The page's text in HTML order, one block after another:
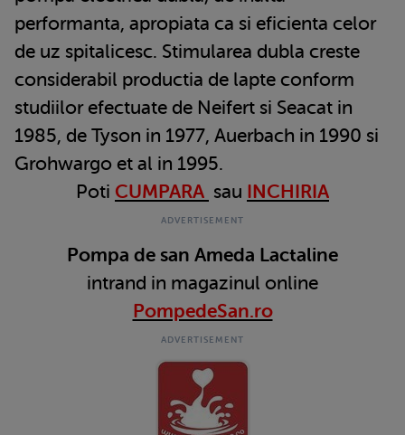
performanta, apropiata ca si eficienta celor
de uz spitalicesc. Stimularea dubla creste
considerabil productia de lapte conform
studiilor efectuate de Neifert si Seacat in
1985, de Tyson in 1977, Auerbach in 1990 si
Grohwargo et al in 1995.
Poti CUMPARA sau INCHIRIA
Pompa de san Ameda Lactaline
intrand in magazinul online
PompedeSan.ro